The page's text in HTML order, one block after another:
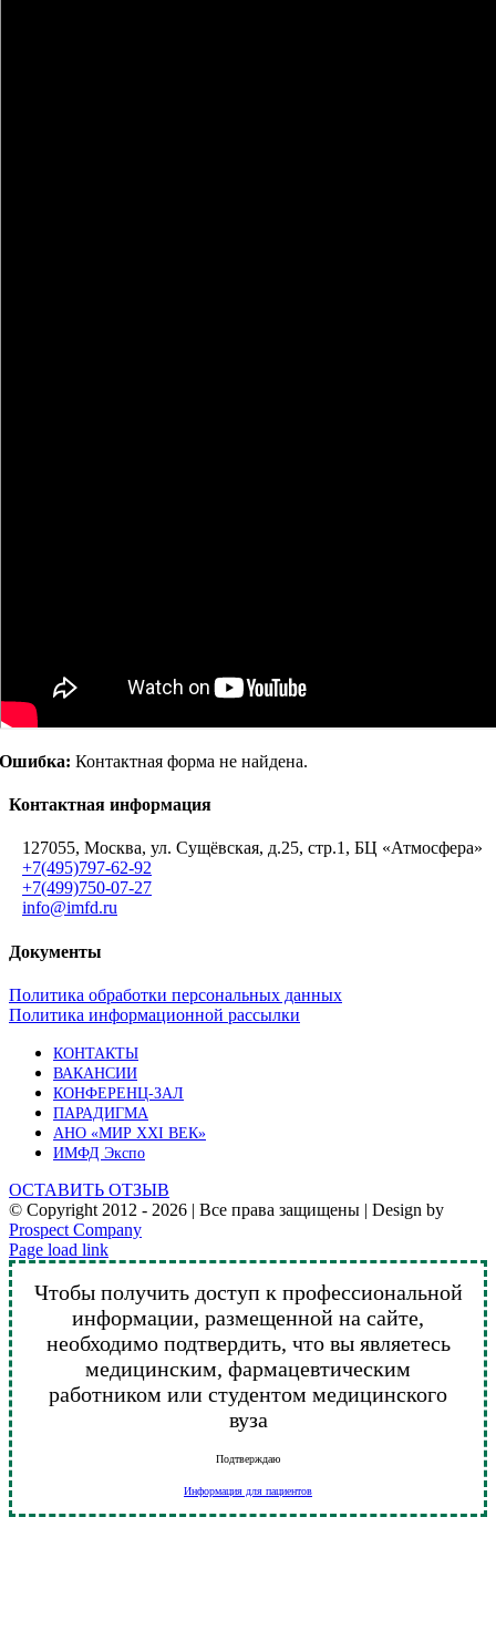
Ошибка: Контактная форма не найдена.
Контактная информация
127055, Москва, ул. Сущёвская, д.25, стр.1, БЦ «Атмосфера»
+7(495)797-62-92
+7(499)750-07-27
info@imfd.ru
Документы
Политика обработки персональных данных
Политика информационной рассылки
КОНТАКТЫ
ВАКАНСИИ
КОНФЕРЕНЦ-ЗАЛ
ПАРАДИГМА
АНО «МИР XXI ВЕК»
ИМФД Экспо
ОСТАВИТЬ ОТЗЫВ
© Copyright 2012 - 2026 | Все права защищены | Design by
Prospect Company
Vk
Telegram
YouTube
Email
Page load link
Чтобы получить доступ к профессиональной
информации, размещенной на сайте,
необходимо подтвердить, что вы являетесь
медицинским, фармацевтическим
работником или студентом медицинского
вуза
Подтверждаю
Информация для пациентов